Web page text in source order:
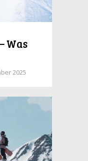
Was
2025